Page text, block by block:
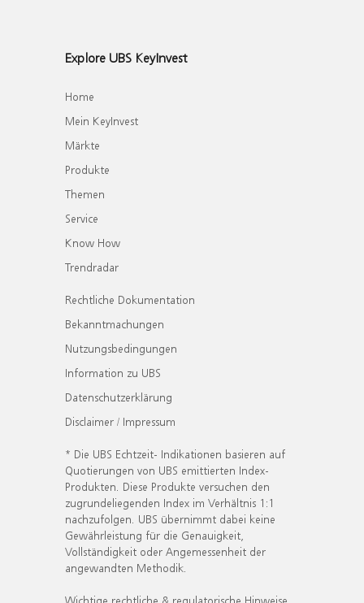
Explore UBS KeyInvest
Home
Mein KeyInvest
Märkte
Produkte
Themen
Service
Know How
Trendradar
Rechtliche Dokumentation
Bekanntmachungen
Nutzungsbedingungen
Information zu UBS
Datenschutzerklärung
Disclaimer / Impressum
* Die UBS Echtzeit- Indikationen basieren auf
Quotierungen von UBS emittierten Index-
Produkten. Diese Produkte versuchen den
zugrundeliegenden Index im Verhältnis 1:1
nachzufolgen. UBS übernimmt dabei keine
Gewährleistung für die Genauigkeit,
Vollständigkeit oder Angemessenheit der
angewandten Methodik.